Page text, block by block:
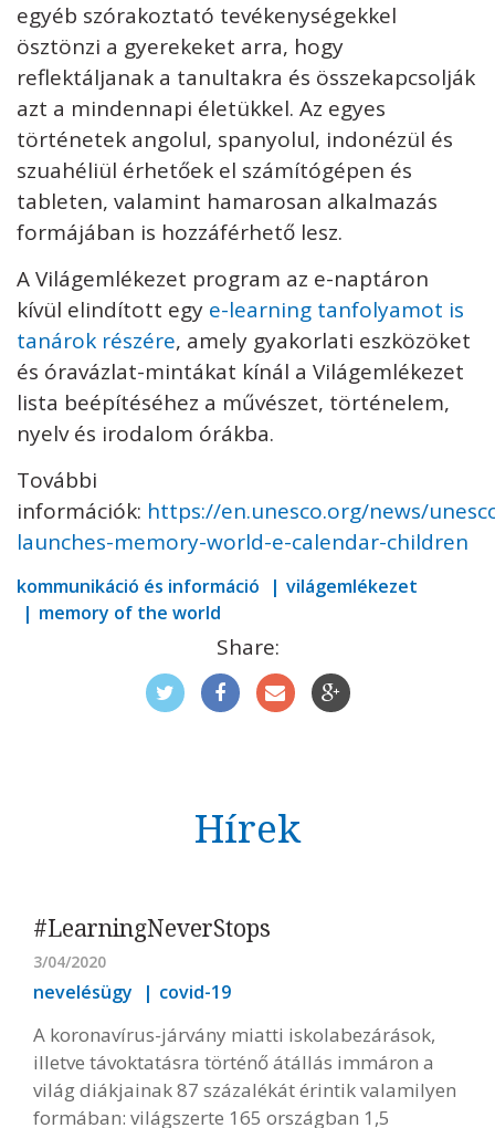
egyéb szórakoztató tevékenységekkel
ösztönzi a gyerekeket arra, hogy
reflektáljanak a tanultakra és összekapcsolják
azt a mindennapi életükkel. Az egyes
történetek angolul, spanyolul, indonézül és
szuahéliül érhetőek el számítógépen és
tableten, valamint hamarosan alkalmazás
formájában is hozzáférhető lesz.
A Világemlékezet program az e-naptáron
kívül elindított egy e-learning tanfolyamot is
tanárok részére, amely gyakorlati eszközöket
és óravázlat-mintákat kínál a Világemlékezet
lista beépítéséhez a művészet, történelem,
nyelv és irodalom órákba.
További
információk: https://en.unesco.org/news/
launches-memory-world-e-calendar-children
kommunikáció és információ
világemlékezet
memory of the world
Share:
Hírek
#LearningNeverStops
3/04/2020
nevelésügy covid-19
A koronavírus-járvány miatti iskolabezárások,
illetve távoktatásra történő átállás immáron a
világ diákjainak 87 százalékát érintik valamilyen
formában: világszerte 165 országban 1,5